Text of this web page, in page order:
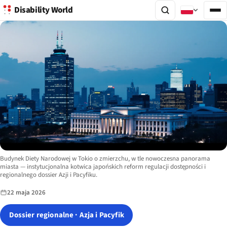
Disability World
Image description:
Budynek Diety Narodowej w Tokio o zmierzchu, w tle nowoczesna panorama
miasta — instytucjonalna kotwica japońskich reform regulacji dostępności i
regionalnego dossier Azji i Pacyfiku.
22 maja 2026
Dossier regionalne · Azja i Pacyfik